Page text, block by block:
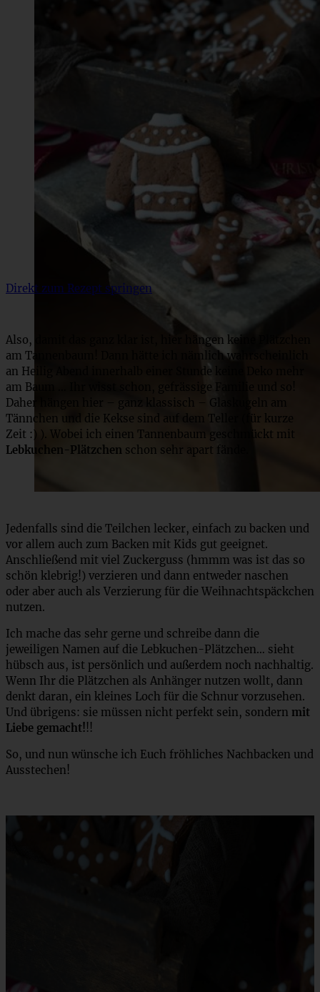
Direkt zum Rezept springen
Also, damit das ganz klar ist, hier hängen keine Plätzchen
am Tannenbaum! Dann hätte ich nämlich wahrscheinlich
an Heilig Abend innerhalb einer Stunde keine Deko mehr
am Baum … Ihr wisst schon, gefrässige Familie und so!
Daher hängen hier – ganz klassisch – Glaskugeln am
Tännchen und die Kekse sind auf dem Teller (für kurze
Zeit :) ). Wobei ich einen Tannenbaum geschmückt mit
Lebkuchen-Plätzchen schon sehr apart fände.
Jedenfalls sind die Teilchen lecker, einfach zu backen und
vor allem auch zum Backen mit Kids gut geeignet.
Anschließend mit viel Zuckerguss (hmmm was ist das so
schön klebrig!) verzieren und dann entweder naschen
oder aber auch als Verzierung für die Weihnachtspäckchen
nutzen.
Ich mache das sehr gerne und schreibe dann die
jeweiligen Namen auf die Lebkuchen-Plätzchen… sieht
hübsch aus, ist persönlich und außerdem noch nachhaltig.
Wenn Ihr die Plätzchen als Anhänger nutzen wollt, dann
denkt daran, ein kleines Loch für die Schnur vorzusehen.
Und übrigens: sie müssen nicht perfekt sein, sondern mit
Liebe gemacht!!!
So, und nun wünsche ich Euch fröhliches Nachbacken und
Ausstechen!